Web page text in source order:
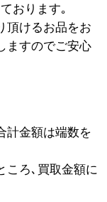
おります｡
頂けるお品をお
ますのでご安心
計金額は端数を
ころ､買取金額に